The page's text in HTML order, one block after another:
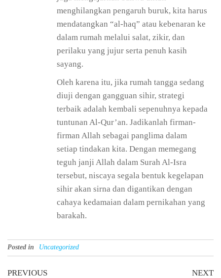
menghilangkan pengaruh buruk, kita harus
mendatangkan “al-haq” atau kebenaran ke
dalam rumah melalui salat, zikir, dan
perilaku yang jujur serta penuh kasih
sayang.
Oleh karena itu, jika rumah tangga sedang
diuji dengan gangguan sihir, strategi
terbaik adalah kembali sepenuhnya kepada
tuntunan Al-Qur’an. Jadikanlah firman-
firman Allah sebagai panglima dalam
setiap tindakan kita. Dengan memegang
teguh janji Allah dalam Surah Al-Isra
tersebut, niscaya segala bentuk kegelapan
sihir akan sirna dan digantikan dengan
cahaya kedamaian dalam pernikahan yang
barakah.
Posted in Uncategorized
PREVIOUS
NEXT